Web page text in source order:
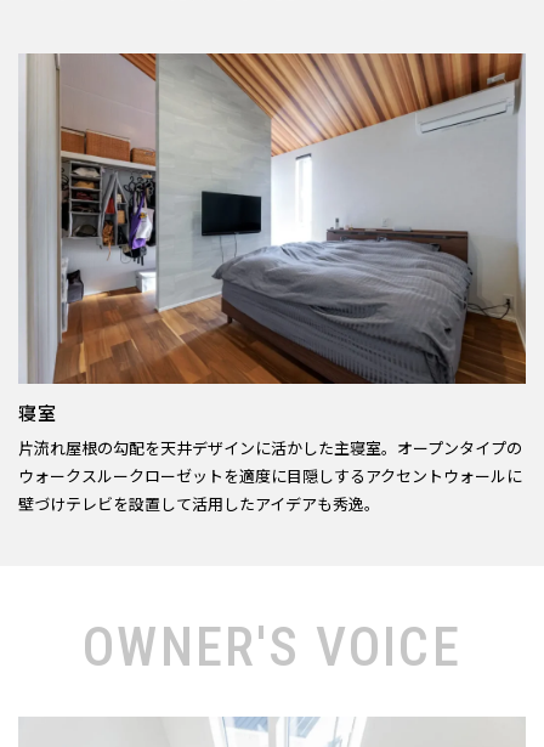
寝室
片流れ屋根の勾配を天井デザインに活かした主寝室。オープンタイプの
ウォークスルークローゼットを適度に目隠しするアクセントウォールに
壁づけテレビを設置して活用したアイデアも秀逸。
OWNER'S VOICE